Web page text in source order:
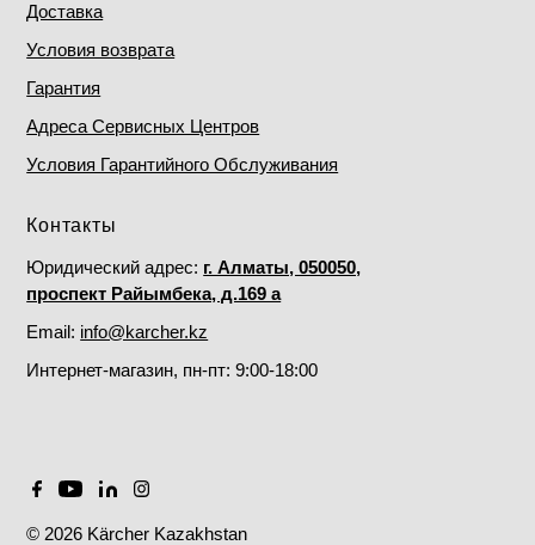
Доставка
Условия возврата
Гарантия
Адреса Сервисных Центров
Условия Гарантийного Обслуживания
Контакты
Юридический адрес: г. Алматы, 050050,
проспект Райымбека, д.169 а
Email: info@karcher.kz
Интернет-магазин, пн-пт: 9:00-18:00
© 2026 Kärcher Kazakhstan